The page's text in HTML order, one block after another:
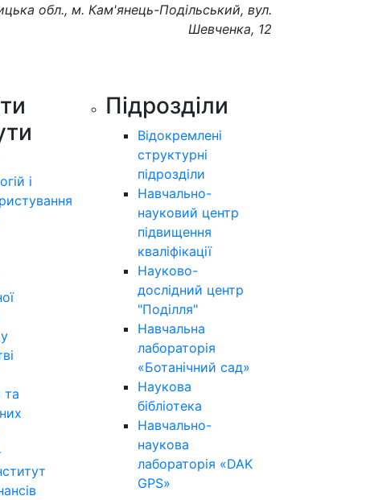
обл., м. Кам'янець-Подільський, вул.
Шевченка, 12
і
та
Підрозділи
Відокремлені
структурні
підрозділи
Навчально-
науковий центр
підвищення
кваліфікації
Науково-
дослідний центр
"Поділля"
Навчальна
лабораторія
«Ботанічний сад»
Наукова
бібліотека
Навчально-
наукова
лабораторія «DAK
GPS»